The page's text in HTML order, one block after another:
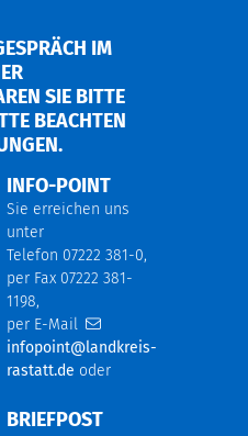
IM
SIE BITTE V
BEACHTEN S
INFO-POINT
Sie erreichen uns
unter
Telefon 07222 381-0,
per Fax 07222 381-
1198,
per E-Mail
infopoint@landkreis-
rastatt.de oder
BRIEFPOST